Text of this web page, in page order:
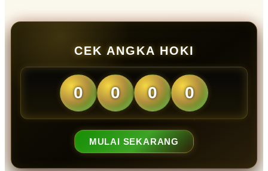
CEK ANGKA HOKI
0 0 0 0
MULAI SEKARANG